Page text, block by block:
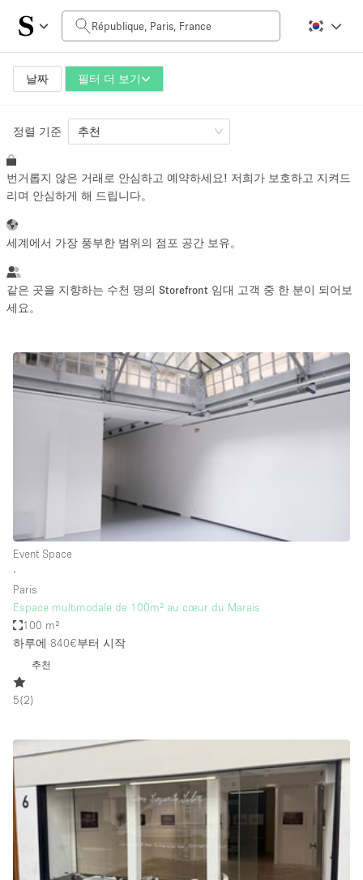
날짜 필터 더 보기
일일 비용
0€
공간 크기
10 m² 500+ m²
~ 13 명
Conference Meeting Office
Advertisement Space
Atelier / Workshop Studio
Boat
Creative Space
Event Space
Fair / Festival
Hall
정렬 기준 추천
번거롭지 않은 거래로 안심하고 예약하세요! 저희가 보호하고 지켜드
리며 안심하게 해 드립니다。
세계에서 가장 풍부한 범위의 점포 공간 보유。
같은 곳을 지향하는 수천 명의 Storefront 임대 고객 중 한 분이 되어보
세요。
Event Space
∙
Paris
Espace multimodale de 100m² au cœur du Marais
100 m²
하루에 840€부터 시작
추천
5(2)